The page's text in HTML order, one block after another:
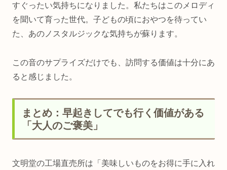
すぐったい気持ちになりました。私たちはこのメロディ
を聞いて育った世代。子どもの頃におやつを待ってい
た、あのノスタルジックな気持ちが蘇ります。
この音のサプライズだけでも、訪問する価値は十分にあ
ると感じました。
まとめ：早起きしてでも行く価値がある
「大人のご褒美」
文明堂の工場直売所は「美味しいものをお得に手に入れ